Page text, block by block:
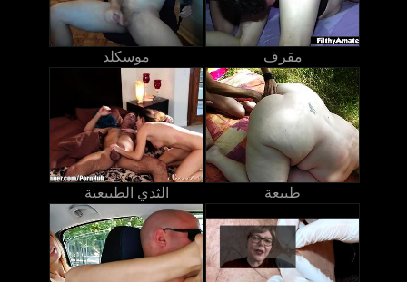
موسكلد مقرف
الثدي الطبيعية طبيعة